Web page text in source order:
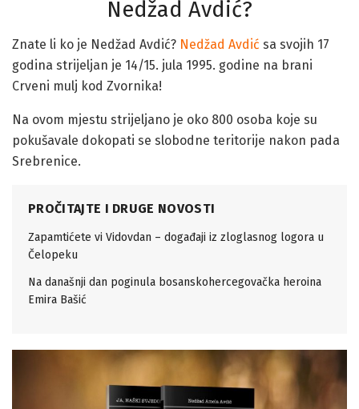
Nedžad Avdić?
Znate li ko je Nedžad Avdić? Nedžad Avdić sa svojih 17
godina strijeljan je 14/15. jula 1995. godine na brani
Crveni mulj kod Zvornika!
Na ovom mjestu strijeljano je oko 800 osoba koje su
pokušavale dokopati se slobodne teritorije nakon pada
Srebrenice.
PROČITAJTE I DRUGE NOVOSTI
Zapamtićete vi Vidovdan – događaji iz zloglasnog logora u
Čelopeku
Na današnji dan poginula bosanskohercegovačka heroina
Emira Bašić